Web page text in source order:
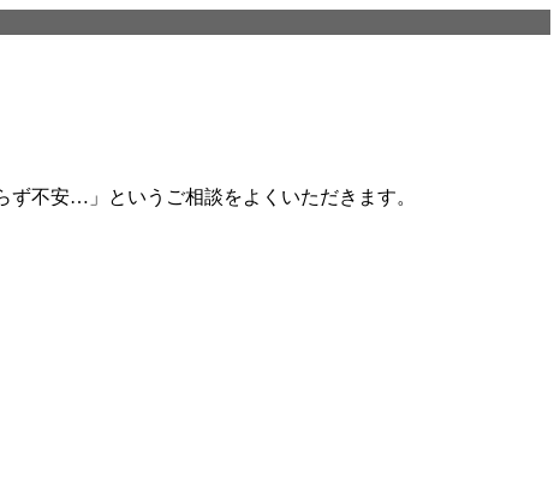
ず不安…」というご相談をよくいただきます。